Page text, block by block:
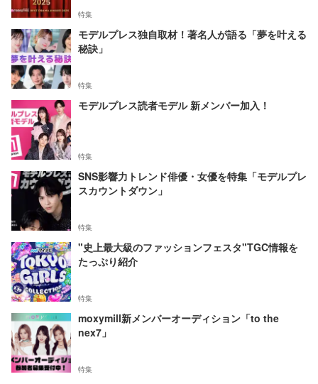
特集
モデルプレス独自取材！著名人が語る「夢を叶える
秘訣」
特集
モデルプレス読者モデル 新メンバー加入！
特集
SNS影響力トレンド俳優・女優を特集「モデルプレ
スカウントダウン」
特集
"史上最大級のファッションフェスタ"TGC情報を
たっぷり紹介
特集
moxymill新メンバーオーディション「to the
nex7」
特集